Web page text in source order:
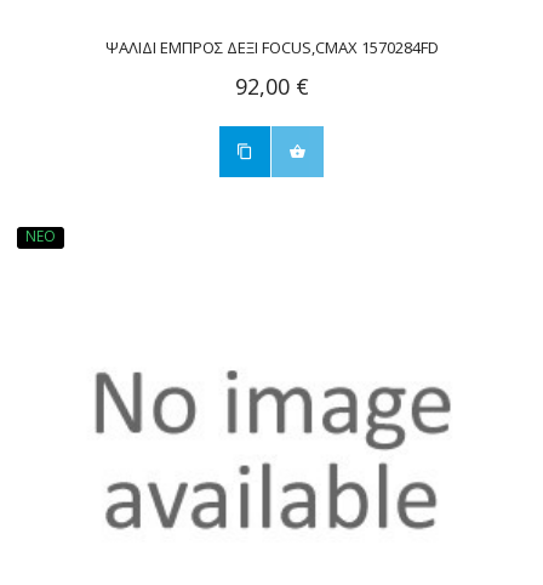
ΨΑΛΙΔΙ ΕΜΠΡΟΣ ΔΕΞΙ FOCUS,CMAX 1570284FD
92,00 €
ΝΈΟ